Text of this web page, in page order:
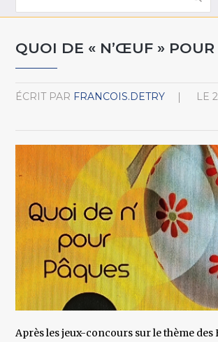
QUOI DE « N’ŒUF » POUR
ÉCRIT PAR FRANCOIS.DETRY LE
Après les jeux-concours sur le thème des